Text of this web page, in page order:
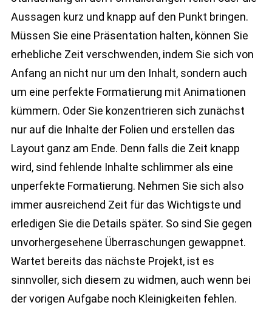
Aussagen kurz und knapp auf den Punkt bringen.
Müssen Sie eine Präsentation halten, können Sie
erhebliche Zeit verschwenden, indem Sie sich von
Anfang an nicht nur um den Inhalt, sondern auch
um eine perfekte Formatierung mit Animationen
kümmern. Oder Sie konzentrieren sich zunächst
nur auf die Inhalte der Folien und erstellen das
Layout ganz am Ende. Denn falls die Zeit knapp
wird, sind fehlende Inhalte schlimmer als eine
unperfekte Formatierung. Nehmen Sie sich also
immer ausreichend Zeit für das Wichtigste und
erledigen Sie die Details später. So sind Sie gegen
unvorhergesehene Überraschungen gewappnet.
Wartet bereits das nächste Projekt, ist es
sinnvoller, sich diesem zu widmen, auch wenn bei
der vorigen Aufgabe noch Kleinigkeiten fehlen.